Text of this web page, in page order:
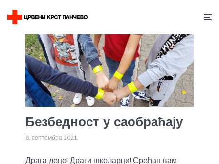
Безбедност у саобраћају
8. септембра 2021.
Драга децо! Драги школарци! Срећан вам